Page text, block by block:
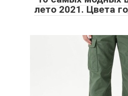
лето 2021. Цвета